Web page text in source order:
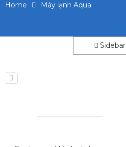
Home Máy lạnh Aqua
Sidebar